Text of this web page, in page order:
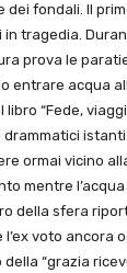
dei fondali. Il
tragedia.
prova le
entrare acqua
libro “Fede,
drammatici
ormai vicino
mentre
della sfera
voto ancora
“grazia